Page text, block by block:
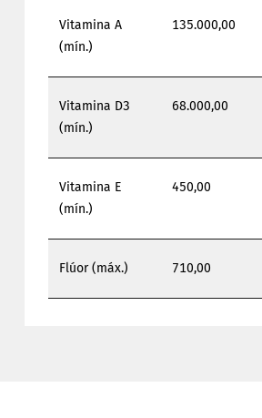
Vitamina A
(mín.)
135.000,00
Vitamina D3
(mín.)
68.000,00
Vitamina E
(mín.)
450,00
Flúor (máx.) 710,00